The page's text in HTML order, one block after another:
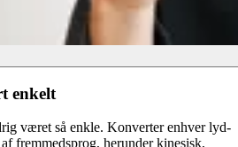
enkelt
været så enkle. Konverter enhver lyd-
fremmedsprog, herunder kinesisk,